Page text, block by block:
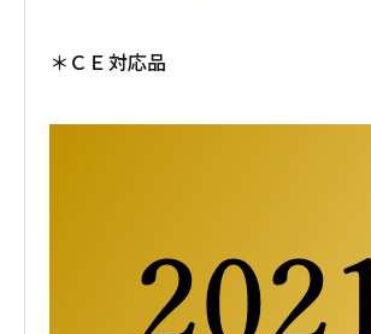
＊ＣＥ対応品